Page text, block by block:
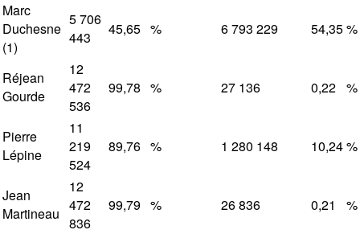
Marc
Duchesne
(1)
5 706
443
45,65 % 6 793 229 54,35%
Réjean
Gourde
12
472
536
99,78 % 27 136 0,22 %
Pierre
Lépine
11
219
524
89,76 % 1 280 148 10,24%
Jean
Martineau
12
472
836
99,79 % 26 836 0,21 %